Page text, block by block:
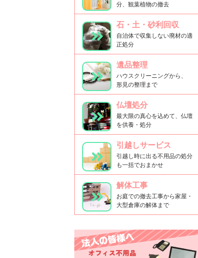
分、観葉植物の撤去
石・土・砂利回収
自治体で収集しない廃材の適
正処分
遺品整理
ハウスクリーニングから、
形見の整理まで
仏壇処分
最大限の真心を込めて、仏壇
を供養・処分
引越しサービス
引越し時に出る不用品の処分
も一括でおまかせ
解体工事
お庭での撤去工事から家屋・
大型倉庫の解体まで